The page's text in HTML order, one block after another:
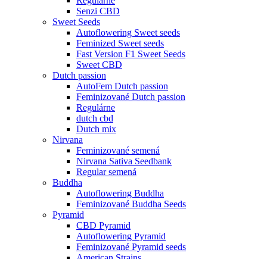
Senzi CBD
Sweet Seeds
Autoflowering Sweet seeds
Feminized Sweet seeds
Fast Version F1 Sweet Seeds
Sweet CBD
Dutch passion
AutoFem Dutch passion
Feminizované Dutch passion
Regulárne
dutch cbd
Dutch mix
Nirvana
Feminizované semená
Nirvana Sativa Seedbank
Regular semená
Buddha
Autoflowering Buddha
Feminizované Buddha Seeds
Pyramid
CBD Pyramid
Autoflowering Pyramid
Feminizované Pyramid seeds